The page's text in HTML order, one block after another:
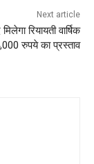
Next article
रियायती वार्षिक
रुपये का प्रस्ताव